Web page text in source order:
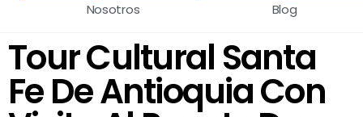
Nosotros
Blog
Tour Cultural Santa
Fe De Antioquia Con